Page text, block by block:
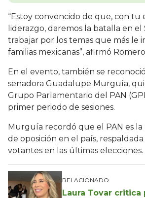
“Estoy convencido de que, con tu
liderazgo, daremos la batalla en el
trabajar por los temas que más le
familias mexicanas”, afirmó
En el evento, también se
senadora Guadalupe Murguía,
Grupo Parlamentario del PAN
primer periodo de sesiones.
Murguía recordó que el PAN es
de oposición en el país,
votantes en las últimas elecciones.
RELACIONADO
Laura Tovar critica